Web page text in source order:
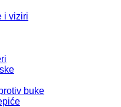
i viziri
buke